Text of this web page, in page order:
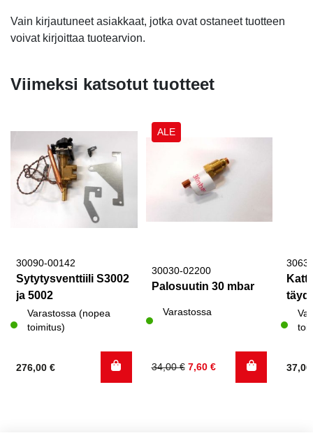
Vain kirjautuneet asiakkaat, jotka ovat ostaneet tuotteen
voivat kirjoittaa tuotearvion.
Viimeksi katsotut tuotteet
30090-00142
Sytytysventtiili S3002
ja 5002
Varastossa (nopea
toimitus)
276,00 €
ALE
30030-02200
Palosuutin 30 mbar
Varastossa
34,00€
Alkuperäinen
7,60 €
Nykyinen